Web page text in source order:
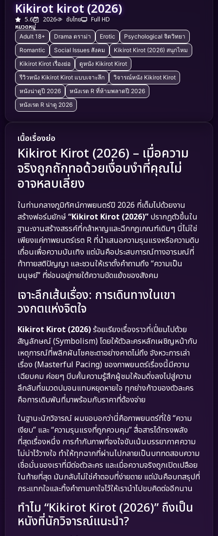
Kikirot kirot (2026)
5.6 2026 ซับไทย
Full HD
หมวดหมู่
Adult 18+ Drama ดราม่า Erotic
Psychological จิตวิทยา
Romantic
Social Issues สังคม
Kikirot Kirot (2026) สนุกไหม
Kikirot Kirot เรื่องย่อ
ดูหนัง Kikirot Kirot
รีวิวหนัง Kikirot Kirot แบบเจาะลึก
วิจารณ์หนัง Kikirot Kirot
หนังน่าดูปี 2026
หนังเรต R ที่ห้ามพลาดปี 2026
หนังเรต R น่าดู 2026
เนื้อเรื่องย่อ
Kikirot Kirot (2026) – เมื่อความ
จริงถูกถักทอด้วยเงื่อนงำที่คุณไม่
อาจหลบเลี่ยง
ในท่ามกลางภูมิทัศน์ภาพยนตร์ปี 2026 ที่เต็มไปด้วยงาน
สร้างฟอร์มยักษ์“Kikirot Kirot (2026)” ปรากฏตัวขึ้นใน
ฐานะงานสร้างสรรค์ที่กล้าหาญและฉีกกฎเกณฑ์เดิมๆ นี่ไม่ใช่
เพียงแค่ภาพยนตร์เรต R ที่นำเสนอความรุนแรงหรือความดิบ
เถื่อนเพื่อความบันเทิง แต่มันคือประสบการณ์ทางอารมณ์ที่
ท้าทายสติปัญญา และชวนให้เราตั้งคำถามถึง “ความเป็น
มนุษย์” ที่ซ่อนอยู่ภายใต้ความขัดแย้งของสังคม
เจาะลึกเส้นเรื่อง: การเดินทางในเขา
วงกตแห่งจิตใจ
Kikirot Kirot (2026)ร้อยเรียงเรื่องราวที่เปี่ยมไปด้วย
สัญลักษณ์ (Symbolism) โดยให้ตัวละครหลักเผชิญหน้ากับ
เหตุการณ์ที่พลิกผันโชคชะตาอย่างคาดไม่ถึง จังหวะการเล่า
เรื่อง (Masterful Pacing) ของภาพยนตร์เรื่องนี้มีความ
เฉียบคม ค่อยๆ บีบคั้นความรู้สึกผู้ชมให้จมดิ่งลงไปสู่ความ
ลึกลับที่ขมวดปมจนแทบหยุดหายใจ ทุกย่างก้าวของตัวละคร
คือการเดิมพันที่มาพร้อมกับราคาที่ต้องจ่าย
ในฐานะนักวิจารณ์ ผมขอบอกว่านี่คือภาพยนตร์ที่ใช้ “ความ
เงียบ” และ “ความรุนแรงที่ถูกควบคุม” สื่อสารได้ทรงพลัง
ที่สุดเรื่องหนึ่ง การกำกับภาพที่จงใจขับเน้นบรรยากาศความ
ไม่น่าไว้วางใจ ทำให้ทุกฉากที่ผ่านไปกลายเป็นบททดสอบความ
เชื่อมั่นของเราที่มีต่อตัวละคร และเมื่อความจริงถูกเปิดเปลือย
ในท้ายที่สุด มันกลับไม่ใช่คำตอบที่ง่ายดาย แต่มันคือบทสรุปที่
กระแทกใจและทิ้งคำถามคาใจไว้ให้เรานำไปขบคิดต่ออีกนาน
ทำไม “Kikirot Kirot (2026)” ถึงเป็น
หนังที่นักวิจารณ์แนะนำ?